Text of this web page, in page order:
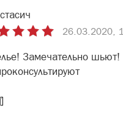
26.03.2020,
Замечательно